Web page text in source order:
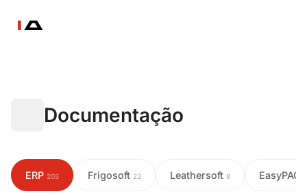
Documentação
ERP 203 Frigosoft 22 Leathersoft 8 EasyPAC